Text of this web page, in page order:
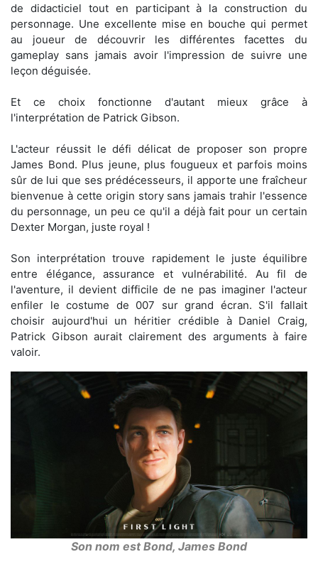
de didacticiel tout en participant à la construction du
personnage. Une excellente mise en bouche qui permet
au joueur de découvrir les différentes facettes du
gameplay sans jamais avoir l'impression de suivre une
leçon déguisée.
Et ce choix fonctionne d'autant mieux grâce à
l'interprétation de Patrick Gibson.
L'acteur réussit le défi délicat de proposer son propre
James Bond. Plus jeune, plus fougueux et parfois moins
sûr de lui que ses prédécesseurs, il apporte une fraîcheur
bienvenue à cette origin story sans jamais trahir l'essence
du personnage, un peu ce qu'il a déjà fait pour un certain
Dexter Morgan, juste royal !
Son interprétation trouve rapidement le juste équilibre
entre élégance, assurance et vulnérabilité. Au fil de
l'aventure, il devient difficile de ne pas imaginer l'acteur
enfiler le costume de 007 sur grand écran. S'il fallait
choisir aujourd'hui un héritier crédible à Daniel Craig,
Patrick Gibson aurait clairement des arguments à faire
valoir.
Son nom est Bond, James Bond